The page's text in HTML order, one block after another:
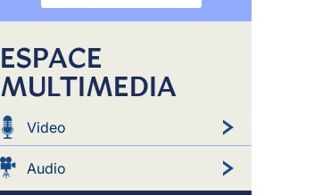
ESPACE
MULTIMEDIA
Video
Audio